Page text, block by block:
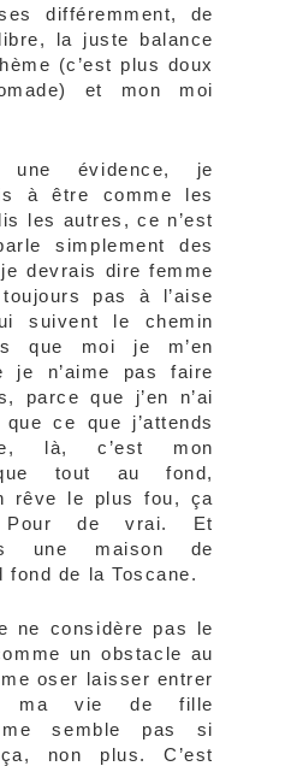
différemment, de
la juste balance
(c’est plus doux
et mon moi
évidence, je
à être comme les
les autres, ce n’est
simplement des
devrais dire femme
pas à l’aise
suivent le chemin
que moi je m’en
je n’aime pas faire
parce que j’en n’ai
ce que j’attends
là, c’est mon
tout au fond,
rêve le plus fou, ça
Pour de vrai. Et
une maison de
fond de la Toscane.
ne considère pas le
un obstacle au
oser laisser entrer
ma vie de fille
semble pas si
non plus. C’est